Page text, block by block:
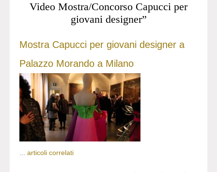
Video Mostra/Concorso Capucci per
giovani designer”
Mostra Capucci per giovani designer a
Palazzo Morando a Milano
articoli correlati